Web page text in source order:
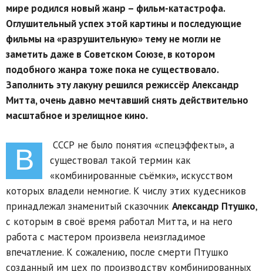
мире родился новый жанр – фильм-катастрофа.
Оглушительный успех этой картины и последующие
фильмы на «разрушительную» тему не могли не
заметить даже в Советском Союзе, в котором
подобного жанра тоже пока не существовало.
Заполнить эту лакуну решился режиссёр Александр
Митта, очень давно мечтавший снять действительно
масштабное и зрелищное кино.
В
СССР не было понятия «спецэффекты», а
существовал такой термин как
«комбинированные съёмки», искусством
которых владели немногие. К числу этих кудесников
принадлежал знаменитый сказочник Александр Птушко,
с которым в своё время работал Митта, и на него
работа с мастером произвела неизгладимое
впечатление. К сожалению, после смерти Птушко
созданный им цех по производству комбинированных